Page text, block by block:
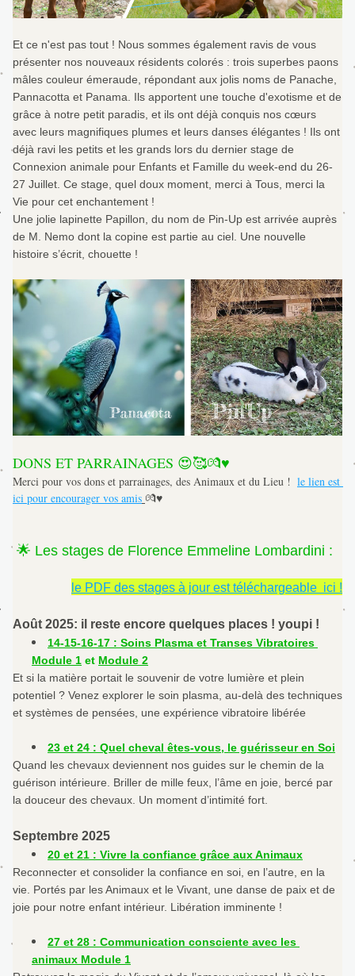
Et ce n'est pas tout ! Nous sommes également ravis de vous
présenter nos nouveaux résidents colorés : trois superbes paons
mâles couleur émeraude, répondant aux jolis noms de Panache,
Pannacotta et Panama. Ils apportent une touche d'exotisme et de
grâce à notre petit paradis, et ils ont déjà conquis nos cœurs
avec leurs magnifiques plumes et leurs danses élégantes ! Ils ont
déjà ravi les petits et les grands lors du dernier stage de
Connexion animale pour Enfants et Famille du week-end du 26-
27 Juillet. Ce stage, quel doux moment, merci à Tous, merci la
Vie pour cet enchantement !
Une jolie lapinette Papillon, du nom de Pin-Up est arrivée auprès
de M. Nemo dont la copine est partie au ciel. Une nouvelle
histoire s’écrit, chouette !
DONS ET PARRAINAGES 😍🥰💏♥️
Merci pour vos dons et parrainages, des Animaux et du Lieu ! le lien est
ici pour encourager vos amis 💏♥️
🌟 Les stages de Florence Emmeline Lombardini :
le PDF des stages à jour est téléchargeable  ici !
Août 2025: il reste encore quelques places ! youpi !
14-15-16-17 : Soins Plasma et Transes Vibratoires
Module 1 et Module 2
Et si la matière portait le souvenir de votre lumière et plein
potentiel ? Venez explorer le soin plasma, au-delà des techniques
et systèmes de pensées, une expérience vibratoire libérée
23 et 24 : Quel cheval êtes-vous, le guérisseur en Soi
Quand les chevaux deviennent nos guides sur le chemin de la
guérison intérieure. Briller de mille feux, l’âme en joie, bercé par
la douceur des chevaux. Un moment d’intimité fort.
Septembre 2025
20 et 21 : Vivre la confiance grâce aux Animaux
Reconnecter et consolider la confiance en soi, en l’autre, en la
vie. Portés par les Animaux et le Vivant, une danse de paix et de
joie pour notre enfant intérieur. Libération imminente !
27 et 28 : Communication consciente avec les
animaux Module 1